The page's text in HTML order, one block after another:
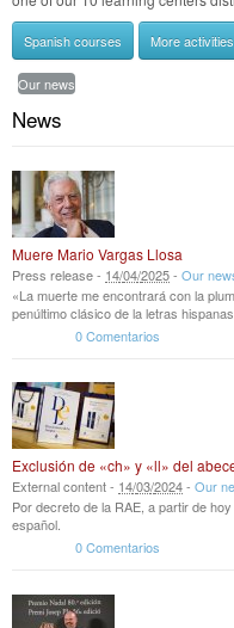
Spanish courses More activities
Our news
News
Muere Mario Vargas Llosa
Press release - 14/04/2025- Our
«La muerte me encontrará con la
penúltimo clásico de la letras hispanas.
0 Comentarios
Exclusión de «ch» y «ll» del
External content - 14/03/2024- Our
Por decreto de la RAE, a partir de
español.
0 Comentarios